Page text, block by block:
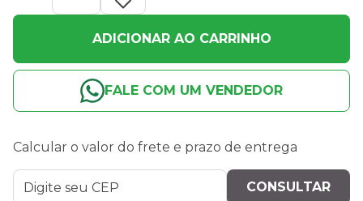
ADICIONAR AO CARRINHO
FALE COM UM VENDEDOR
Calcular o valor do frete e prazo de entrega